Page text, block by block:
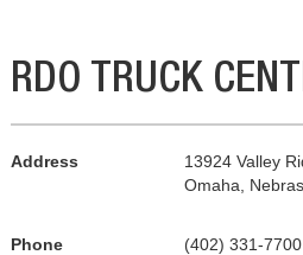
RDO TRUCK
Address
13924 Valley
Omaha,
Phone (402) 331-7700